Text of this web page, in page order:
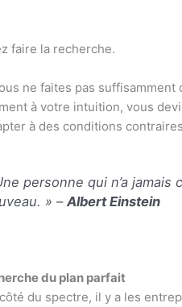
faire la recherche.
ne faites pas
à votre intuition, vous
à des conditions
personne qui n’a jamais
» – Albert Einstein
du plan parfait
côté du spectre, il y a les